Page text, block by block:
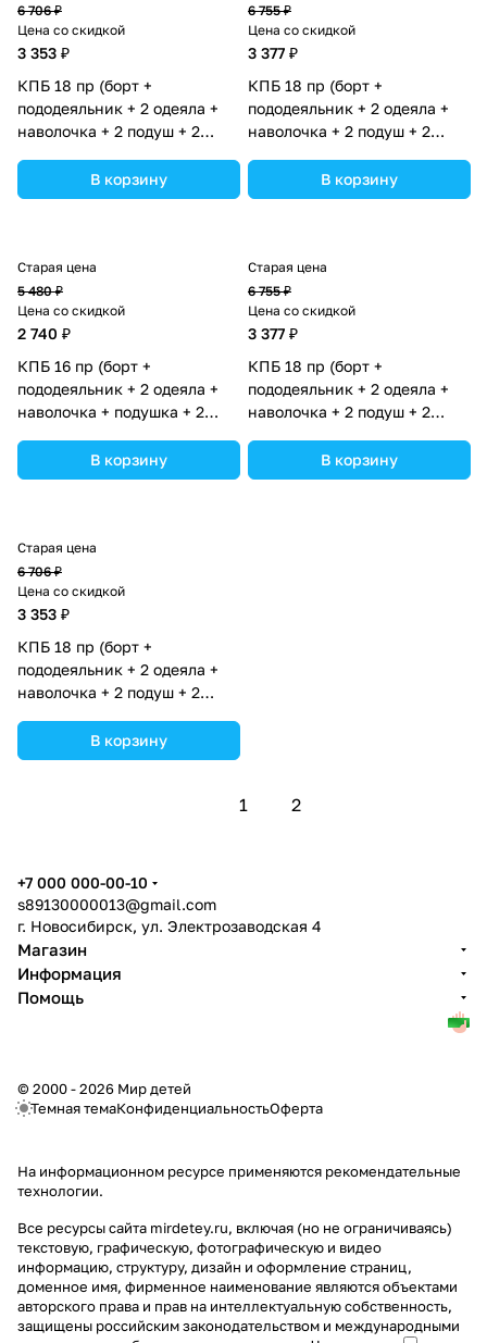
6 706 ₽
Цена со скидкой
3 353 ₽
КПБ 18 пр (борт +
пододеяльник + 2 одеяла +
наволочка + 2 подуш + 2
(№1184-О-1бб_03) цвета в
ассортименте.
В корзину
6 755 ₽
Цена со скидкой
3 377 ₽
КПБ 18 пр (борт +
пододеяльник + 2 одеяла +
наволочка + 2 подуш + 2
(№1182-О-1бб) цвета в
ассортименте.
В корзину
Старая цена
5 480 ₽
Цена со скидкой
2 740 ₽
КПБ 16 пр (борт +
пододеяльник + 2 одеяла +
наволочка + подушка + 2
О-1бб) цвета в
ассортименте.
В корзину
Старая цена
6 755 ₽
Цена со скидкой
3 377 ₽
КПБ 18 пр (борт +
пододеяльник + 2 одеяла +
наволочка + 2 подуш + 2
(№1182-О-1бб_02) цвета в
ассортименте.
В корзину
Старая цена
6 706 ₽
Цена со скидкой
3 353 ₽
КПБ 18 пр (борт +
пододеяльник + 2 одеяла +
наволочка + 2 подуш + 2
(№1184-О-1бб_02) цвета в
ассортименте.
В корзину
1 2
+7 000 000-00-10
s89130000013@gmail.com
г. Новосибирск, ул. Электрозаводская 4
Магазин
Информация
Помощь
© 2000 - 2026 Мир детей
Темная темаКонфиденциальностьОферта
На информационном ресурсе применяются рекомендательные
технологии.
Все ресурсы сайта mirdetey.ru, включая (но не ограничиваясь)
текстовую, графическую, фотографическую и видео
информацию, структуру, дизайн и оформление страниц,
доменное имя, фирменное наименование являются объектами
авторского права и прав на интеллектуальную собственность,
защищены российским законодательством и международными